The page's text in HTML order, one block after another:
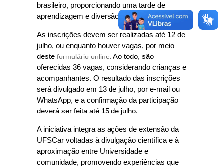
brasileiro, proporcionando uma tarde de
aprendizagem e diversão para toda a família.
As inscrições devem ser realizadas até 12 de
julho, ou enquanto houver vagas, por meio
deste formulário online. Ao todo, são
oferecidas 36 vagas, considerando crianças e
acompanhantes. O resultado das inscrições
será divulgado em 13 de julho, por e-mail ou
WhatsApp, e a confirmação da participação
deverá ser feita até 15 de julho.
A iniciativa integra as ações de extensão da
UFSCar voltadas à divulgação científica e à
aproximação entre Universidade e
comunidade, promovendo experiências que